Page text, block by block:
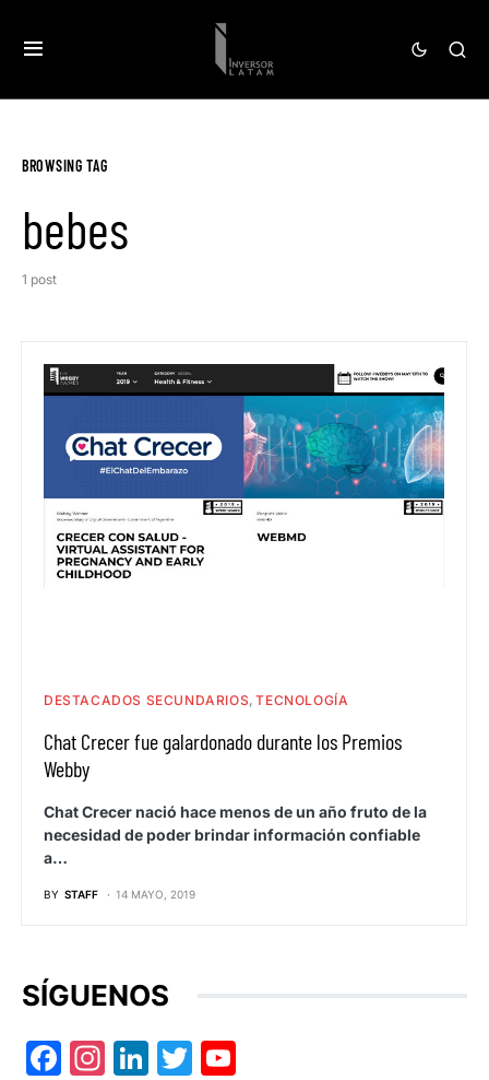
BROWSING TAG
bebes
1 post
DESTACADOS SECUNDARIOS TECNOLOGÍA
Chat Crecer fue galardonado durante los Premios
Webby
Chat Crecer nació hace menos de un año fruto de la
necesidad de poder brindar información confiable
a…
BY STAFF 14 MAYO, 2019
SÍGUENOS
Facebook
Instagram
LinkedIn
Twitter